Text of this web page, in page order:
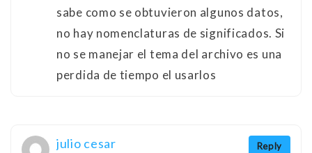
sabe como se obtuvieron algunos datos,
no hay nomenclaturas de significados. Si
no se manejar el tema del archivo es una
perdida de tiempo el usarlos
Reply
julio cesar